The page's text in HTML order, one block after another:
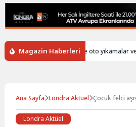
Magazin Haberleri
İngiltere’de oto yıkamalar ve
Ana Sayfa Londra Aktüel Çocuk felci
Londra Aktüel